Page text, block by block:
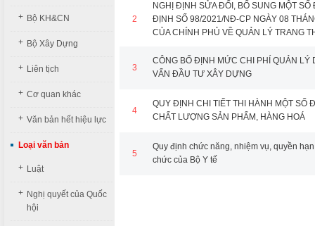
+ Bộ KH&CN
+ Bộ Xây Dựng
+ Liên tịch
+ Cơ quan khác
+ Văn bản hết hiệu lực
Loại văn bản
+ Luật
+ Nghị quyết của Quốc
hội
2
NGHỊ ĐỊNH SỬA ĐỔI, BỔ SUNG MỘT SỐ
ĐỊNH SỐ 98/2021/NĐ-CP NGÀY 08
CỦA CHÍNH PHỦ VỀ QUẢN LÝ TRANG
3
CÔNG BỐ ĐỊNH MỨC CHI PHÍ QUẢN LÝ
VẤN ĐẦU TƯ XÂY DỰNG
4
QUY ĐỊNH CHI TIẾT THI HÀNH MỘT SỐ
CHẤT LƯỢNG SẢN PHẨM, HÀNG HOÁ
5
Quy định chức năng, nhiệm vụ, quyền
chức của Bộ Y tế